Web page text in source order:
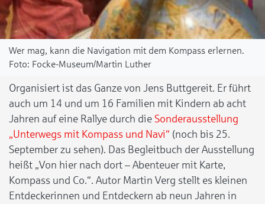
Wer mag, kann die Navigation mit dem Kompass erlernen.
Focke-Museum/Martin Luther
Organisiert ist das Ganze von Jens Buttgereit. Er führt
auch um 14 und um 16 Familien mit Kindern ab acht
Jahren auf eine Rallye durch die Sonderausstellung
„Unterwegs mit Kompass und Navi“ (noch bis 25.
September zu sehen). Das Begleitbuch der Ausstellung
heißt „Von hier nach dort – Abenteuer mit Karte,
Kompass und Co.“. Autor Martin Verg stellt es kleinen
Entdeckerinnen und Entdeckern ab neun Jahren in